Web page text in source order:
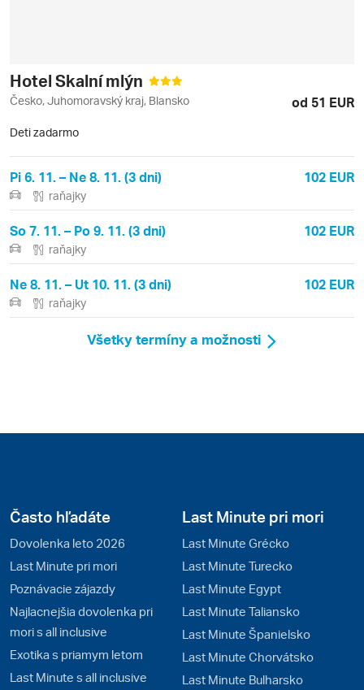
Hotel Skalní mlýn
Česko, Juhomoravský kraj, Blansko od 51 EUR
Deti zadarmo
Pi 6. 11. – Ne 8. 11. (3 dni) 102 EUR
raňajky
So 7. 11. – Po 9. 11. (3 dni) 102 EUR
raňajky
Ne 8. 11. – Ut 10. 11. (3 dni) 102 EUR
raňajky
Všetky termíny a možnosti
Často hľadáte
Dovolenka leto 2026
Last Minute pri mori
Poznávacie zájazdy
Najlacnejšia dovolenka pri
mori s all inclusive
Exotika s priamym letom
Last Minute s all inclusive
Last Minute pri mori
Last Minute Grécko
Last Minute Turecko
Last Minute Egypt
Last Minute Taliansko
Last Minute Španielsko
Last Minute Chorvátsko
Last Minute Bulharsko